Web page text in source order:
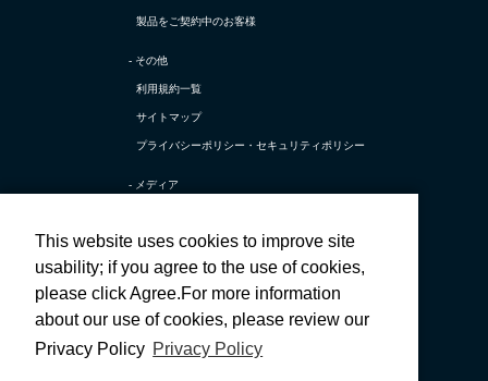
製品をご契約中のお客様
- その他
利用規約一覧
サイトマップ
プライバシーポリシー・ セキュリティポリシー
- メディア
テラスカイ公式 X
テラスカイ公式 採用X
テラスカイ公式 Facebook
テラスカイ公式 採用Facebook
テラスカイ公式 YouTube
This website uses cookies to improve site
usability; if you agree to the use of cookies,
please click Agree.For more information
about our use of cookies, please review our
Privacy Policy Privacy Policy